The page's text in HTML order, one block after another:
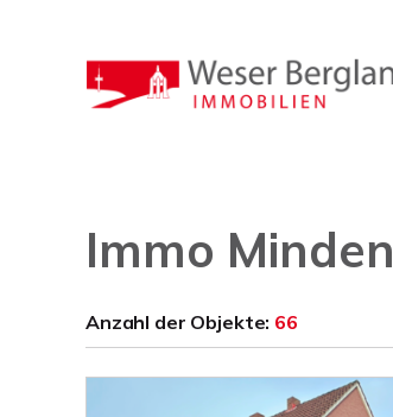
Immo Minden
Anzahl der Objekte: 66